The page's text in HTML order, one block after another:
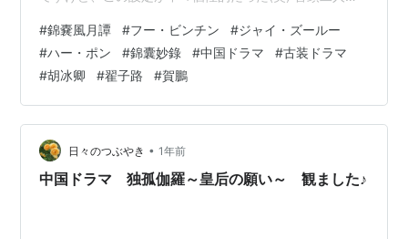
っている。 え？ヒロインもう子供が欲しいのか？と思っ
たら潜入だった(笑) 羅疎・錦囊役＠フー・ビンチン(胡冰
卿) 彼女は没落して現在は妓楼に。 出会いはカットされ
てたけど知県である韓慕之＠ハー・ポン(賀鵬)の依頼で子
宝祈願のふりで寺を探りにきていた。 ↓彼は陳情令@温
晁 …
#錦嚢風月譚 #フー・ビンチン #ジャイ・ズールー
#ハー・ポン #錦囊妙錄 #中国ドラマ #古装ドラマ
#胡冰卿 #翟子路 #賀鵬
日々のつぶやき • 1年前
中国ドラマ 独孤伽羅～皇后の願い～ 観ました♪